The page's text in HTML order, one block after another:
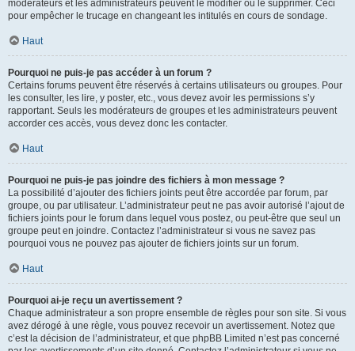
modérateurs et les administrateurs peuvent le modifier ou le supprimer. Ceci
pour empêcher le trucage en changeant les intitulés en cours de sondage.
Haut
Pourquoi ne puis-je pas accéder à un forum ?
Certains forums peuvent être réservés à certains utilisateurs ou groupes. Pour
les consulter, les lire, y poster, etc., vous devez avoir les permissions s’y
rapportant. Seuls les modérateurs de groupes et les administrateurs peuvent
accorder ces accès, vous devez donc les contacter.
Haut
Pourquoi ne puis-je pas joindre des fichiers à mon message ?
La possibilité d’ajouter des fichiers joints peut être accordée par forum, par
groupe, ou par utilisateur. L’administrateur peut ne pas avoir autorisé l’ajout de
fichiers joints pour le forum dans lequel vous postez, ou peut-être que seul un
groupe peut en joindre. Contactez l’administrateur si vous ne savez pas
pourquoi vous ne pouvez pas ajouter de fichiers joints sur un forum.
Haut
Pourquoi ai-je reçu un avertissement ?
Chaque administrateur a son propre ensemble de règles pour son site. Si vous
avez dérogé à une règle, vous pouvez recevoir un avertissement. Notez que
c’est la décision de l’administrateur, et que phpBB Limited n’est pas concerné